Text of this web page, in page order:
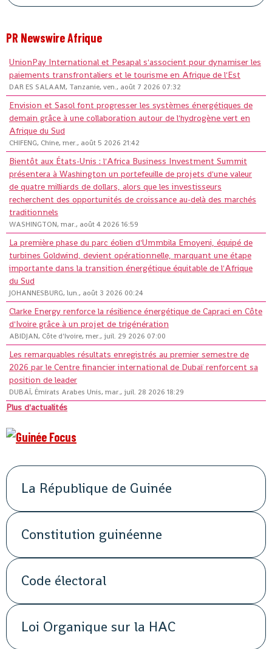
PR Newswire Afrique
UnionPay International et Pesapal s'associent pour dynamiser les
paiements transfrontaliers et le tourisme en Afrique de l'Est
DAR ES SALAAM, Tanzanie, ven., août 7 2026 07:32
Envision et Sasol font progresser les systèmes énergétiques de
demain grâce à une collaboration autour de l'hydrogène vert en
Afrique du Sud
CHIFENG, Chine, mer., août 5 2026 21:42
Bientôt aux États-Unis : l'Africa Business Investment Summit
présentera à Washington un portefeuille de projets d'une valeur
de quatre milliards de dollars, alors que les investisseurs
recherchent des opportunités de croissance au-delà des marchés
traditionnels
WASHINGTON, mar., août 4 2026 16:59
La première phase du parc éolien d'Ummbila Emoyeni, équipé de
turbines Goldwind, devient opérationnelle, marquant une étape
importante dans la transition énergétique équitable de l'Afrique
du Sud
JOHANNESBURG, lun., août 3 2026 00:24
Clarke Energy renforce la résilience énergétique de Capraci en Côte
d'Ivoire grâce à un projet de trigénération
ABIDJAN, Côte d'Ivoire, mer., juil. 29 2026 07:00
Les remarquables résultats enregistrés au premier semestre de
2026 par le Centre financier international de Dubaï renforcent sa
position de leader
DUBAÏ, Émirats Arabes Unis, mar., juil. 28 2026 18:29
Plus d'actualités
La République de Guinée
Constitution guinéenne
Code électoral
Loi Organique sur la HAC